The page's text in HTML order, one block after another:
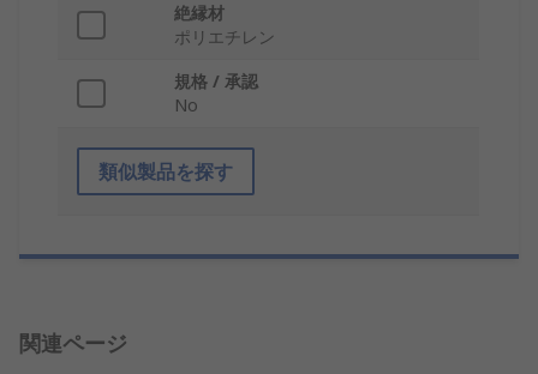
絶縁材
ポリエチレン
規格 / 承認
No
類似製品を探す
関連ページ